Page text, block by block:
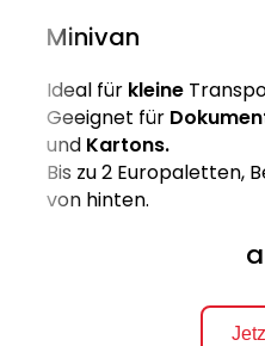
Minivan
Ideal für kleine
Geeignet für
und Kartons.
Bis zu 2 Europaletten,
von hinten.